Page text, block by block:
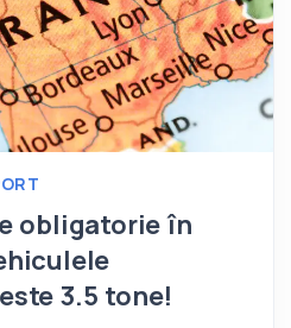
obligatorie în
3.5 tone!